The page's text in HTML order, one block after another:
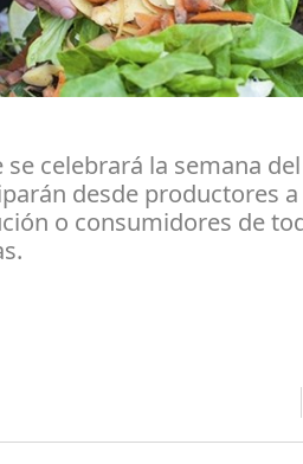
se celebrará la semana
desde productores
o consumidores de